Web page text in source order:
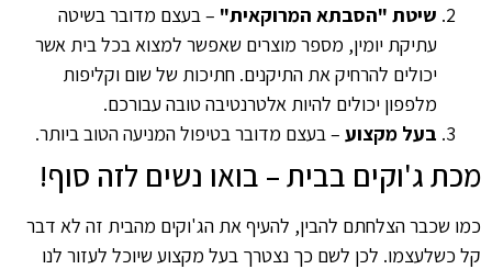
שיטת "הסבתא המרוקאית" – בעצם מדובר בשיטה
עתיקת יומין, מספר מוצרים שאפשר למצוא בכל בית אשר
יכולים להרחיק את התיקנים. חתיכות של שום וקליפות
מלפפון יכולים להיות אלטרנטיבה טובה עבורכם.
בעל מקצוע – בעצם מדובר בטיפול המניעה הטוב ביותר.
מכת ג'וקים בבית – בואו נשים לזה סוף!
כמו שכבר הצלחתם להבין, להעיף את הג'וקים מהבית זה לא דבר
קל כשלעצמו. לכן לשם כך נצטרך בעל מקצוע שיוכל לעזור לנו